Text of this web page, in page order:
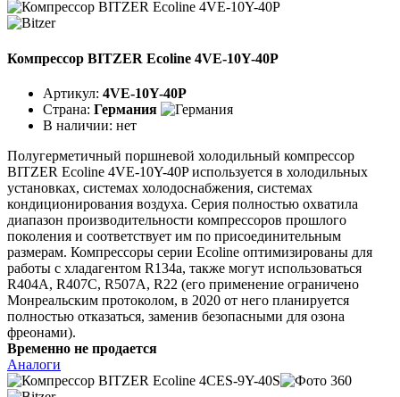
Компрессор BITZER Ecoline 4VE-10Y-40P
Артикул: 4VE-10Y-40P
Страна: Германия
В наличии: нет
Полугерметичный поршневой холодильный компрессор
BITZER Ecoline 4VE-10Y-40P используется в холодильных
установках, системах холодоснабжения, системах
кондиционирования воздуха. Серия полностью охватила
диапазон производительности компрессоров прошлого
поколения и соответствует им по присоединительным
размерам. Компрессоры серии Ecoline оптимизированы для
работы с хладагентом R134a, также могут использоваться
R404A, R407C, R507A, R22 (его применение ограничено
Монреальским протоколом, в 2020 от него планируется
полностью отказаться, заменив безопасными для озона
фреонами).
Временно не продается
Аналоги